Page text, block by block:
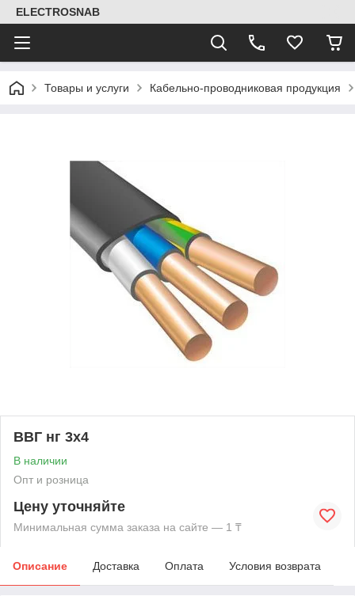
ELECTROSNAB
Товары и услуги Кабельно-проводниковая продукция
ВВГ нг 3х4
В наличии
Опт и розница
Цену уточняйте
Минимальная сумма заказа на сайте — 1 ₸
Описание Доставка Оплата Условия возврата